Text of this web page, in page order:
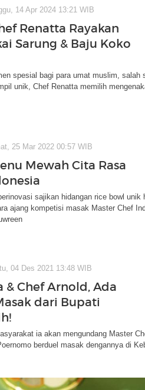
14 Apr 2024 13:21 WIB
Renatta Rayakan
Sarung & Baju Koko
spesial bagi para umat muslim, salah
unik, Chef Renatta memilih
25 Mar 2022 00:57 WIB
Mewah Cita Rasa
sajikan hidangan rice bowl unik
ajang kompetisi masak Master Chef
04 Des 2021 13:48 WIB
& Chef Arnold, Ada
dari Bupati
ia akan mengundang Master
berduel masak dengannya di